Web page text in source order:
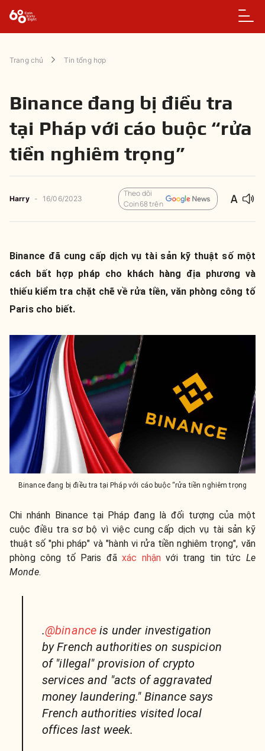
Trang chủ Tin tổng hợp
Binance đang bị điều tra
tại Pháp với cáo buộc “rửa
tiền nghiêm trọng”
Harry - 16/06/2023
Theo dõi
Coin68 trên
Binance đã cung cấp dịch vụ tài sản kỹ thuật số một
cách bất hợp pháp cho khách hàng địa phương và
thiếu kiểm tra chặt chẽ về rửa tiền, văn phòng công tố
Paris cho biết.
Binance đang bị điều tra tại Pháp với cáo buộc “rửa tiền nghiêm trọng
Chi nhánh Binance tại Pháp đang là đối tượng của một
cuộc điều tra sơ bộ vì việc cung cấp dịch vụ tài sản kỹ
thuật số "phi pháp" và "hành vi rửa tiền nghiêm trọng", văn
phòng công tố Paris đãxác nhận với trang tin tức Le
Monde.
.@binance is under investigation
by French authorities on suspicion
of "illegal" provision of crypto
services and "acts of aggravated
money laundering." Binance says
French authorities visited local
offices last week.